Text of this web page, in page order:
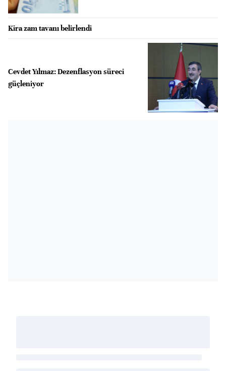
Kira zam tavanı belirlendi
Cevdet Yılmaz: Dezenflasyon süreci
güçleniyor